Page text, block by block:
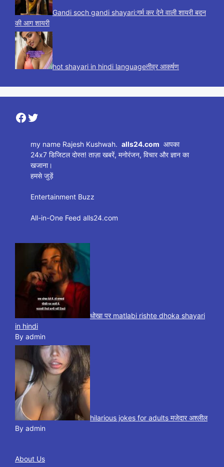
Gandi soch gandi shayari:गर्म कर देने वाली शायरी बदन
की आग शायरी
hot shayari in hindi languageतीव्र आकर्षण
Facebook
Twitter
my name Rajesh Kushwah.alls24.com आपका
24x7 डिजिटल दोस्त! ताज़ा खबरें, मनोरंजन, विचार और ज्ञान का
खजाना।
हमसे जुड़ें
Entertainment Buzz
All-in-One Feed alls24.com
धोखा पर matlabi rishte dhoka shayari
in hindi
By admin
hilarious jokes for adults मजेदार अश्लील
By admin
About Us